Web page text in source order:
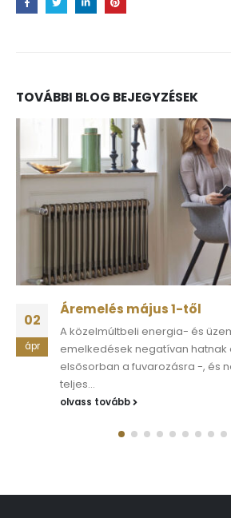
TOVÁBBI BLOG BEJEGYZÉSEK
30
jan
Újdonság: Studio
Runtal)
A korábban Runtal márkanéven
többsége bekerült a Zehnder
modelleket, illetve a Zehnder
olvass tovább